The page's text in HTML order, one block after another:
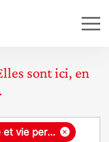
sont ici, en
×
Équilibre vie professionnelle et vie personnelle